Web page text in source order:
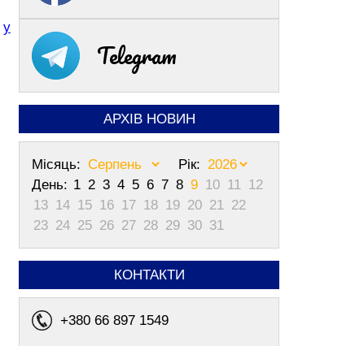
у
Telegram
АРХІВ НОВИН
Місяць:
Рік:
День: 1 2 3 4 5 6 7 8 9 10 11 12
13 14 15 16 17 18 19 20 21 22
23 24 25 26 27 28 29 30 31
КОНТАКТИ
+380 66 897 1549